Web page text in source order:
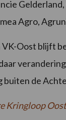
Agro,
Oost blijft
de
Kringloop